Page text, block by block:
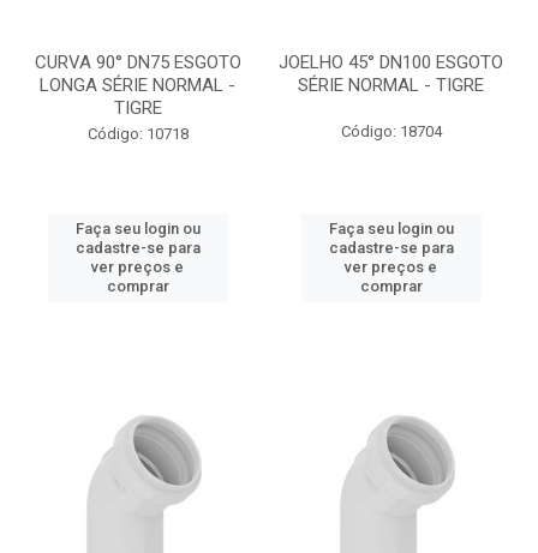
CURVA 90° DN75 ESGOTO
LONGA SÉRIE NORMAL -
TIGRE
Código: 10718
Faça seu login ou
cadastre-se para
ver preços e
comprar
JOELHO 45° DN100 ESGOTO
SÉRIE NORMAL - TIGRE
Código: 18704
Faça seu login ou
cadastre-se para
ver preços e
comprar